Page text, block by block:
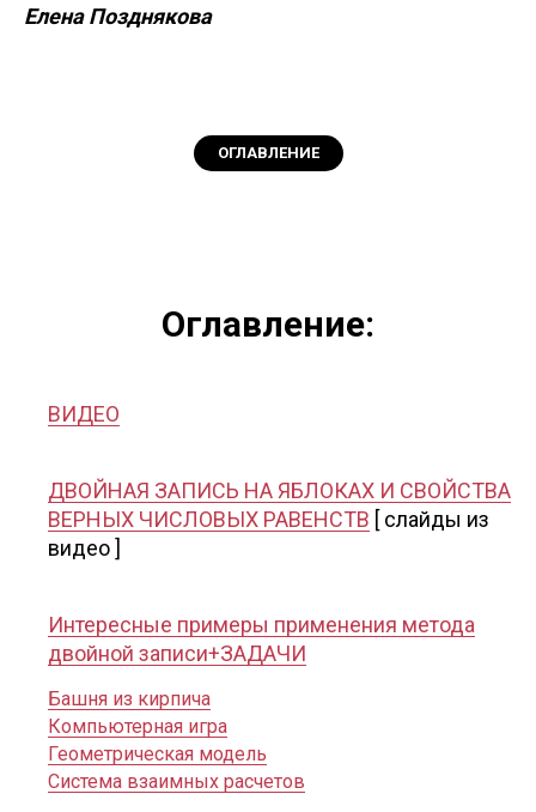
Елена Позднякова
ОГЛАВЛЕНИЕ
Оглавление:
ВИДЕО
ДВОЙНАЯ ЗАПИСЬ НА ЯБЛОКАХ И СВОЙСТВА
ВЕРНЫХ ЧИСЛОВЫХ РАВЕНСТВ [ слайды из
видео ]
Интересные примеры применения метода
двойной записи+ЗАДАЧИ
Башня из кирпича
Компьютерная игра
Геометрическая модель
Система взаимных расчетов